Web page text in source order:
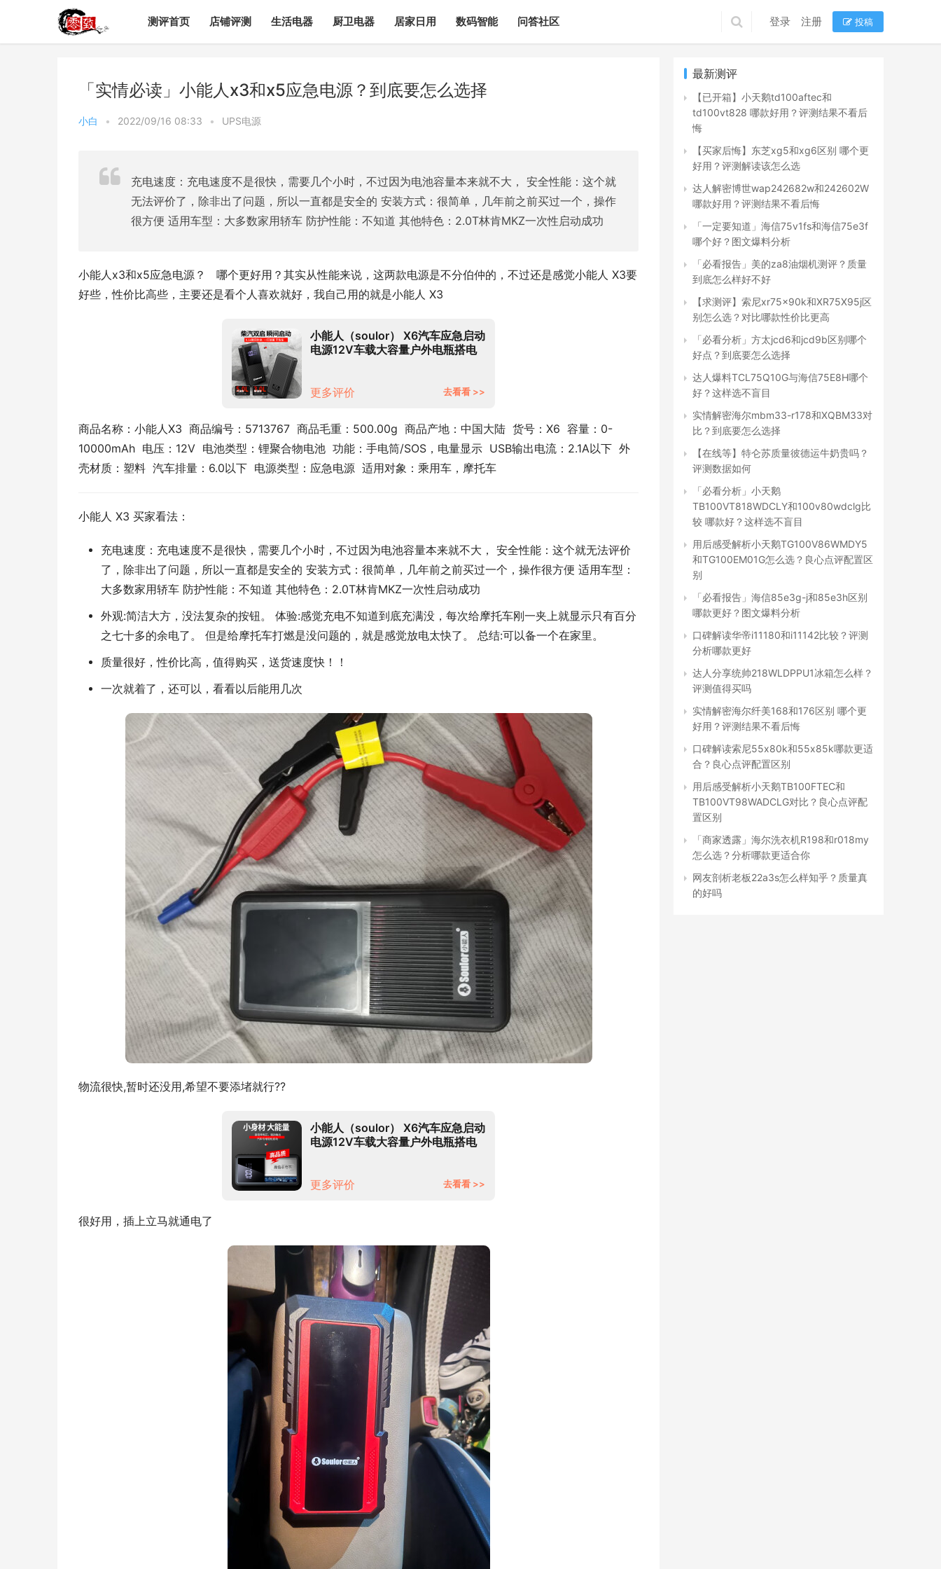
测评首页 店铺评测 生活电器 厨卫电器 居家日用 数码智能 问答社区 登录 注册 投稿
「实情必读」小能人x3和x5应急电源？到底要怎么选择
小白 • 2022/09/16 08:33 • UPS电源
充电速度：充电速度不是很快，需要几个小时，不过因为电池容量本来就不大， 安全性能：这个就
无法评价了，除非出了问题，所以一直都是安全的 安装方式：很简单，几年前之前买过一个，操作
很方便 适用车型：大多数家用轿车 防护性能：不知道 其他特色：2.0T林肯MKZ一次性启动成功
小能人x3和x5应急电源？   哪个更好用？其实从性能来说，这两款电源是不分伯仲的，不过还是感觉小能人 X3要
好些，性价比高些，主要还是看个人喜欢就好，我自己用的就是小能人 X3
小能人（soulor） X6汽车应急启动
电源12V车载大容量户外电瓶搭电
更多评价
去看看 >>
商品名称：小能人X3  商品编号：5713767  商品毛重：500.00g  商品产地：中国大陆  货号：X6  容量：0-
10000mAh  电压：12V  电池类型：锂聚合物电池  功能：手电筒/SOS，电量显示  USB输出电流：2.1A以下  外
壳材质：塑料  汽车排量：6.0以下  电源类型：应急电源  适用对象：乘用车，摩托车
小能人 X3 买家看法：
充电速度：充电速度不是很快，需要几个小时，不过因为电池容量本来就不大， 安全性能：这个就无法评价
了，除非出了问题，所以一直都是安全的 安装方式：很简单，几年前之前买过一个，操作很方便 适用车型：
大多数家用轿车 防护性能：不知道 其他特色：2.0T林肯MKZ一次性启动成功
外观:简洁大方，没法复杂的按钮。 体验:感觉充电不知道到底充满没，每次给摩托车刚一夹上就显示只有百分
之七十多的余电了。 但是给摩托车打燃是没问题的，就是感觉放电太快了。 总结:可以备一个在家里。
质量很好，性价比高，值得购买，送货速度快！！
一次就着了，还可以，看看以后能用几次
物流很快,暂时还没用,希望不要添堵就行??
小能人（soulor） X6汽车应急启动
电源12V车载大容量户外电瓶搭电
更多评价
去看看 >>
很好用，插上立马就通电了
最新测评
【已开箱】小天鹅td100aftec和
td100vt828 哪款好用？评测结果不看后
悔
【买家后悔】东芝xg5和xg6区别 哪个更
好用？评测解读该怎么选
达人解密博世wap242682w和242602W
哪款好用？评测结果不看后悔
「一定要知道」海信75v1fs和海信75e3f
哪个好？图文爆料分析
「必看报告」美的za8油烟机测评？质量
到底怎么样好不好
【求测评】索尼xr75x90k和XR75X95j区
别怎么选？对比哪款性价比更高
「必看分析」方太jcd6和jcd9b区别哪个
好点？到底要怎么选择
达人爆料TCL75Q10G与海信75E8H哪个
好？这样选不盲目
实情解密海尔mbm33-r178和XQBM33对
比？到底要怎么选择
【在线等】特仑苏质量彼德运牛奶贵吗？
评测数据如何
「必看分析」小天鹅
TB100VT818WDCLY和100v80wdclg比
较 哪款好？这样选不盲目
用后感受解析小天鹅TG100V86WMDY5
和TG100EM01G怎么选？良心点评配置区
别
「必看报告」海信85e3g-j和85e3h区别
哪款更好？图文爆料分析
口碑解读华帝i11180和i11142比较？评测
分析哪款更好
达人分享统帅218WLDPPU1冰箱怎么样？
评测值得买吗
实情解密海尔纤美168和176区别 哪个更
好用？评测结果不看后悔
口碑解读索尼55x80k和55x85k哪款更适
合？良心点评配置区别
用后感受解析小天鹅TB100FTEC和
TB100VT98WADCLG对比？良心点评配
置区别
「商家透露」海尔洗衣机R198和r018my
怎么选？分析哪款更适合你
网友剖析老板22a3s怎么样知乎？质量真
的好吗